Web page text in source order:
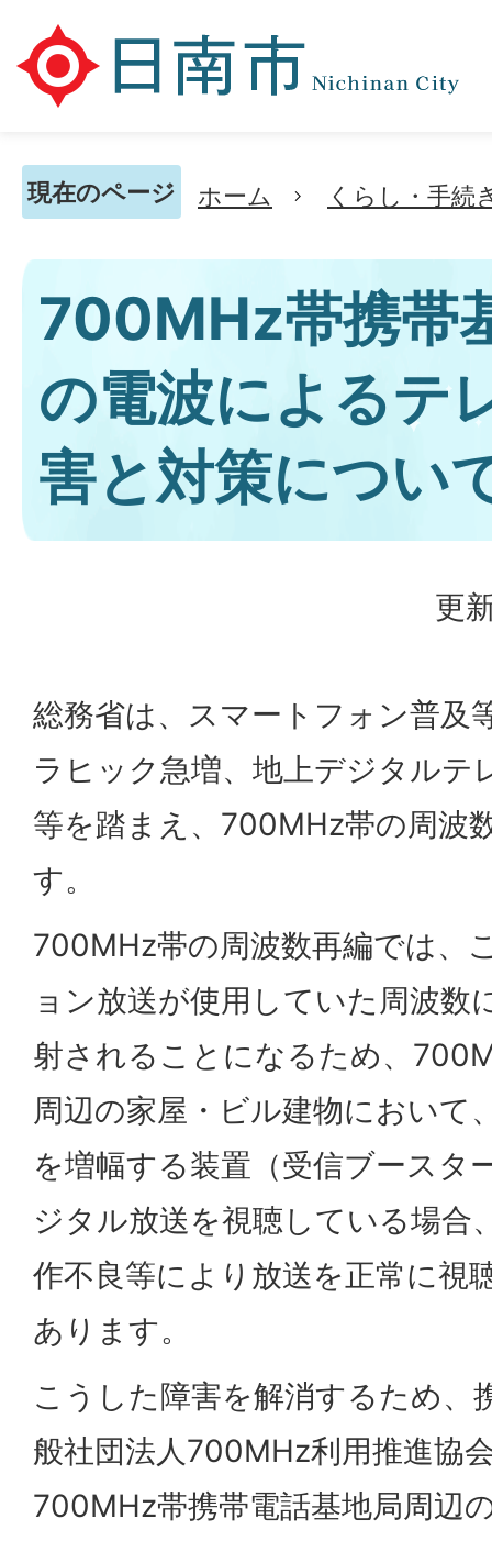
現在のページ ホーム くらし・手続
700MHz帯携帯
の電波によるテ
害と対策につい
更
総務省は、スマートフォン普及
ラヒック急増、地上デジタルテ
等を踏まえ、700MHz帯の周波
す。
700MHz帯の周波数再編では、
ョン放送が使用していた周波数
射されることになるため、
周辺の家屋・ビル建物において
を増幅する装置（受信ブースタ
ジタル放送を視聴している場合
作不良等により放送を正常に視
あります。
こうした障害を解消するため、
般社団法人700MHz利用推進協
700MHz帯携帯電話基地局周辺